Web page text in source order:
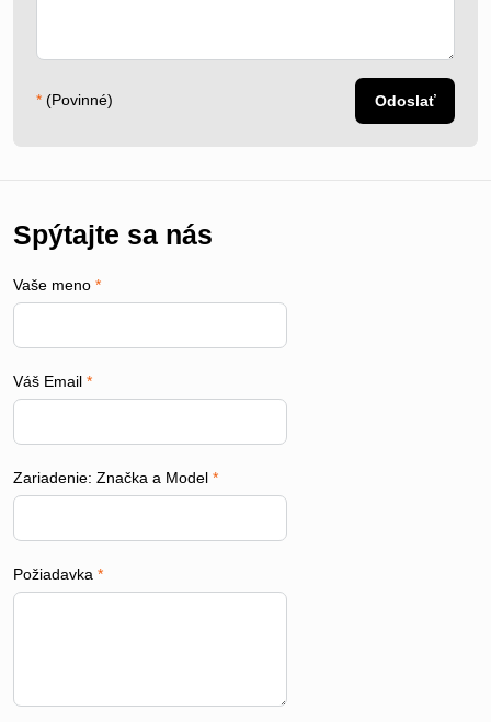
* (Povinné) Odoslať
Spýtajte sa nás
Vaše meno *
Váš Email *
Zariadenie: Značka a Model *
Požiadavka *